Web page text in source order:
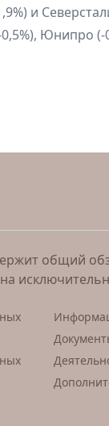
и
Юнипро (-
общий
персональных данных
данных данных